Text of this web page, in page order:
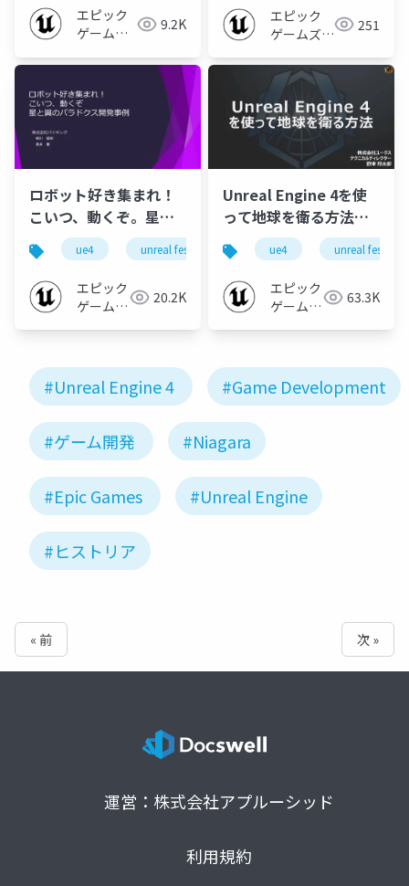
エピック
ゲームズ
9.2K
エピック
ゲームズ
251
ロボット好き集まれ！
こいつ、動くぞ。星と
翼のパラドクス開発事
例【UNREAL FEST
EAST 2018】
ue4 unreal fest east 2018 unreal fest
エピック
ゲームズ
20.2K
Unreal Engine 4を使
って地球を衛る方法
【UNREAL FEST EAST
2018】
ue4 unreal fest
エピック
ゲームズ
63.3K
#Unreal Engine 4 #Game Development
#ゲーム開発 #Niagara
#Epic Games #Unreal Engine
#ヒストリア
« 前 次 »
運営：株式会社アプルーシッド
利用規約